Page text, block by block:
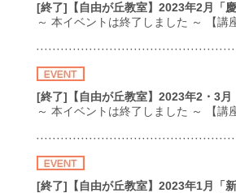
[終了]【自由が丘教室】2023年2月「
～ 本イベントは終了しました ～ 【
[終了]【自由が丘教室】2023年2・3
～ 本イベントは終了しました ～ 【
[終了]【自由が丘教室】2023年1月「